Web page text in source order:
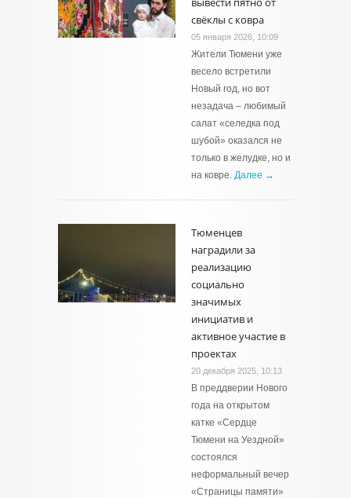
свёклы с ковра
05 января 2026, 10:09
Жители Тюмени уже
весело встретили
Новый год, но вот
незадача – любимый
салат «селедка под
шубой» оказался не
только в желудке, но и
на ковре. Далее →
Тюменцев
наградили за
реализацию
социально
значимых
инициатив и
активное участие в
проектах
20 декабря 2025, 10:13
В преддверии Нового
года на открытом
катке «Сердце
Тюмени на Уездной»
состоялся
неформальный вечер
«Страницы памяти»